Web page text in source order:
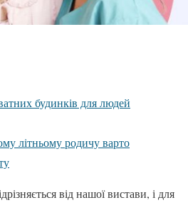
будинків для людей
літньому родичу варто
від нашої вистави, і для